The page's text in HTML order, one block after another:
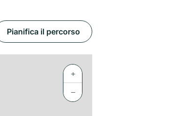
Pianifica il percorso
+
−